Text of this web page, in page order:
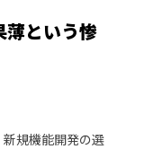
薄という惨
規機能開発の選